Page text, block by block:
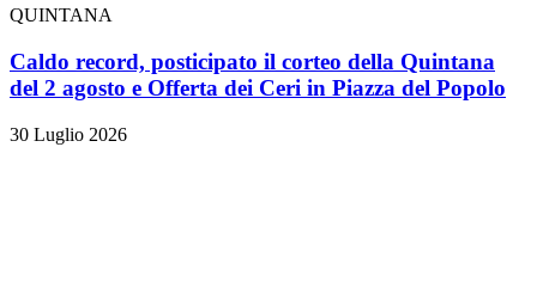
QUINTANA
Caldo record, posticipato il corteo della Quintana
del 2 agosto e Offerta dei Ceri in Piazza del Popolo
30 Luglio 2026